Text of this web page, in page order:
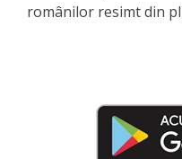
românilor resimt din